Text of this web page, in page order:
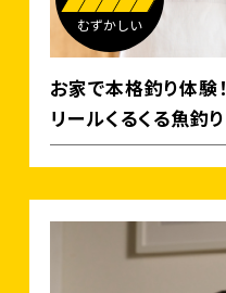
むずかしい
お家で本格釣り体験！
リールくるくる魚釣り